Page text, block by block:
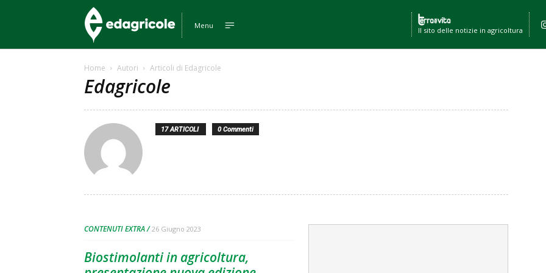
Edagricole
Menu
Il sito delle notizie in agricoltura
Home Autori Articoli di Edagricole
Edagricole
17 ARTICOLI 0 Commenti
CONTENUTI EXTRA 26 Giugno 2023
Biostimolanti in agricoltura,